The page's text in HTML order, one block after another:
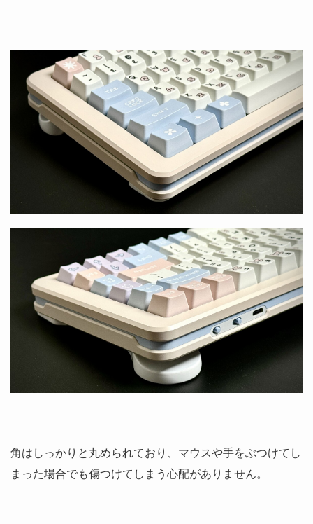
角はしっかりと丸められており、マウスや手をぶつけてし
まった場合でも傷つけてしまう心配がありません。